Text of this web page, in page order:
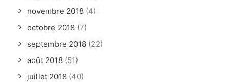
novembre 2018 (4)
octobre 2018 (7)
septembre 2018 (22)
août 2018 (51)
juillet 2018 (40)